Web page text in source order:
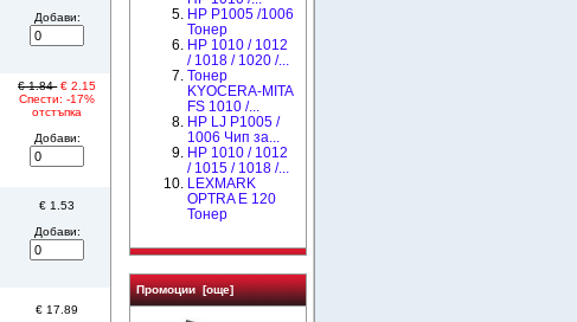
Добави:
€ 1.84 € 2.15
Спести: -17%
отстъпка
Добави:
€ 1.53
Добави:
€ 17.89
HP P1005 /1006
Тонер
HP 1010 / 1012
/ 1018 / 1020 /...
Тонер
KYOCERA-MITA
FS 1010 /...
HP LJ P1005 /
1006 Чип за...
НР 1010 / 1012
/ 1015 / 1018 /...
LEXMARK
OPTRA E 120
Тонер
Промоции [още]